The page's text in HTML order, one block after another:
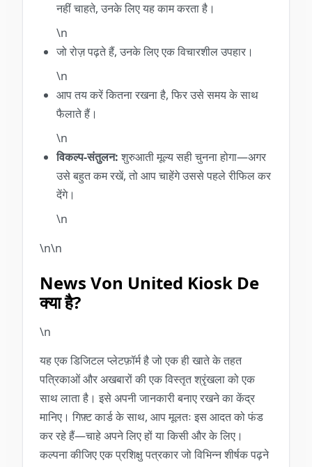
नहीं चाहते, उनके लिए यह काम करता है।
\n
जो रोज़ पढ़ते हैं, उनके लिए एक विचारशील उपहार।
\n
आप तय करें कितना रखना है, फिर उसे समय के साथ
फैलाते हैं।
\n
विकल्प-संतुलन: शुरुआती मूल्य सही चुनना होगा—अगर
उसे बहुत कम रखें, तो आप चाहेंगे उससे पहले रीफिल कर
देंगे।
\n
\n\n
News Von United Kiosk De
क्या है?
\n
यह एक डिजिटल प्लेटफ़ॉर्म है जो एक ही खाते के तहत
पत्रिकाओं और अखबारों की एक विस्तृत श्रृंखला को एक
साथ लाता है। इसे अपनी जानकारी बनाए रखने का केंद्र
मानिए। गिफ़्ट कार्ड के साथ, आप मूलतः इस आदत को फंड
कर रहे हैं—चाहे अपने लिए हों या किसी और के लिए।
कल्पना कीजिए एक प्रशिक्षु पत्रकार जो विभिन्न शीर्षक पढ़ने